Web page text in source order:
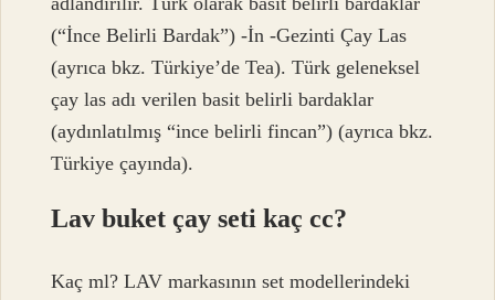
(“İnce Belirli Bardak”) -İn -Gezinti Çay Las
(ayrıca bkz. Türkiye’de Tea). Türk geleneksel
çay las adı verilen basit belirli bardaklar
(aydınlatılmış “ince belirli fincan”) (ayrıca bkz.
Türkiye çayında).
Lav buket çay seti kaç cc?
Kaç ml? LAV markasının set modellerindeki